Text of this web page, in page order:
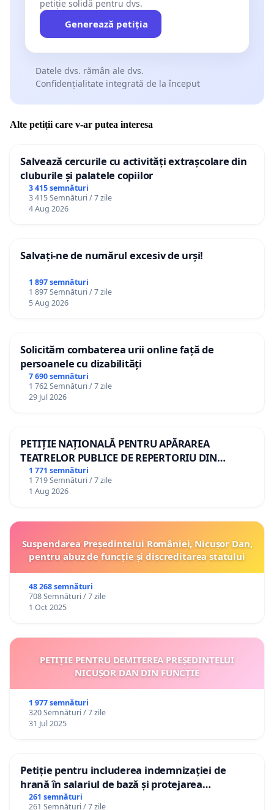
petiție solidă pentru dvs.
Generează petiția
Datele dvs. rămân ale dvs.
Confidențialitate integrată de la început
Alte petiții care v-ar putea interesa
Salvează cercurile cu activități extrașcolare din
cluburile și palatele copiilor
3 415 semnături
3 415 Semnături / 7 zile
4 Aug 2026
Salvați-ne de numărul excesiv de urși!
1 897 semnături
1 897 Semnături / 7 zile
5 Aug 2026
Solicităm combaterea urii online față de
persoanele cu dizabilități
7 690 semnături
1 762 Semnături / 7 zile
29 Jul 2026
PETIȚIE NAȚIONALĂ PENTRU APĂRAREA
TEATRELOR PUBLICE DE REPERTORIU DIN
ROMÂNIA
1 771 semnături
1 719 Semnături / 7 zile
1 Aug 2026
Suspendarea Președintelui României, Nicușor Dan,
pentru abuz de funcție și discreditarea statului
48 268 semnături
708 Semnături / 7 zile
1 Oct 2025
PETIȚIE PENTRU DEMITEREA PREȘEDINTELUI
NICUȘOR DAN DIN FUNCȚIE
1 977 semnături
320 Semnături / 7 zile
31 Jul 2025
Petiție pentru includerea indemnizației de
hrană în salariul de bază și protejarea
gradațiilor de vechime pentru asistenții
261 semnături
261 Semnături / 7 zile